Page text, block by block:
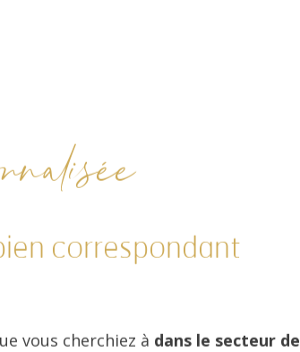
correspondant
vous cherchiez à dans le secteur de